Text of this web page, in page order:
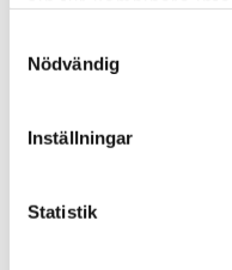
har samlat in när du
Nödvändig
Inställningar
Statistik
* Fält är obligatoriskt
Ja, jag vill